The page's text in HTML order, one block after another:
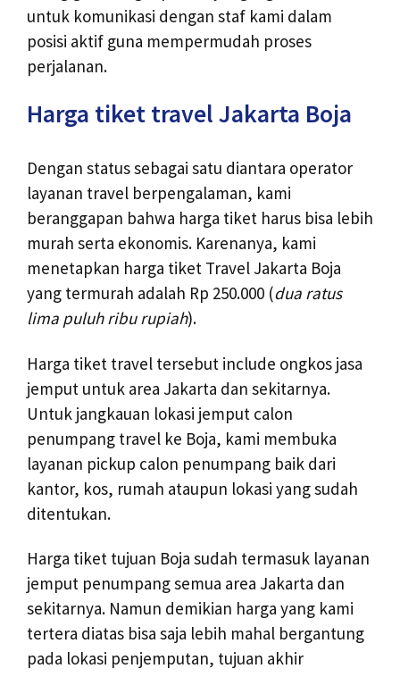
untuk komunikasi dengan staf kami dalam
posisi aktif guna mempermudah proses
perjalanan.
Harga tiket travel Jakarta Boja
Dengan status sebagai satu diantara operator
layanan travel berpengalaman, kami
beranggapan bahwa harga tiket harus bisa lebih
murah serta ekonomis. Karenanya, kami
menetapkan harga tiket Travel Jakarta Boja
yang termurah adalah Rp 250.000 (dua ratus
lima puluh ribu rupiah).
Harga tiket travel tersebut include ongkos jasa
jemput untuk area Jakarta dan sekitarnya.
Untuk jangkauan lokasi jemput calon
penumpang travel ke Boja, kami membuka
layanan pickup calon penumpang baik dari
kantor, kos, rumah ataupun lokasi yang sudah
ditentukan.
Harga tiket tujuan Boja sudah termasuk layanan
jemput penumpang semua area Jakarta dan
sekitarnya. Namun demikian harga yang kami
tertera diatas bisa saja lebih mahal bergantung
pada lokasi penjemputan, tujuan akhir